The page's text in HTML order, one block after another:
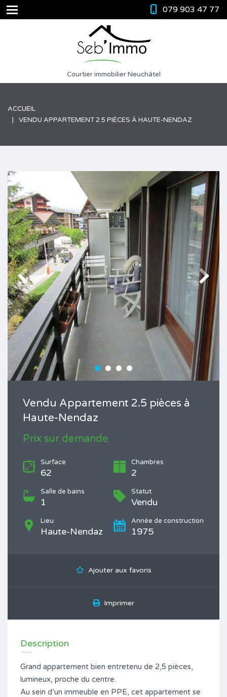
079 903 47 77
Courtier immobilier Neuchâtel
ACCUEIL
VENDU APPARTEMENT 2.5 PIÈCES À HAUTE-NENDAZ
Vendu Appartement 2.5 pièces à
Haute-Nendaz
Prix sur demande
Surface
62
Chambres
2
Salle de bains
1
Statut
Vendu
Lieu
Haute-Nendaz
Année de construction
1975
Ajouter aux favoris
Imprimer
Description
Grand appartement bien entretenu de 2,5 pièces,
lumineux, proche du centre.
Au sein d’un immeuble en PPE, cet appartement se